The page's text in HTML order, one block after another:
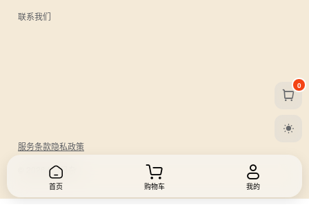
联系我们
服务条款隐私政策
© 2026 UU日杂.
0
首页 购物车 我的